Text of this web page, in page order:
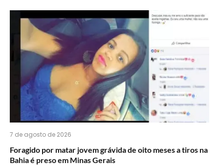
7 de agosto de 2026
Foragido por matar jovem grávida de oito meses a tiros na
Bahia é preso em Minas Gerais